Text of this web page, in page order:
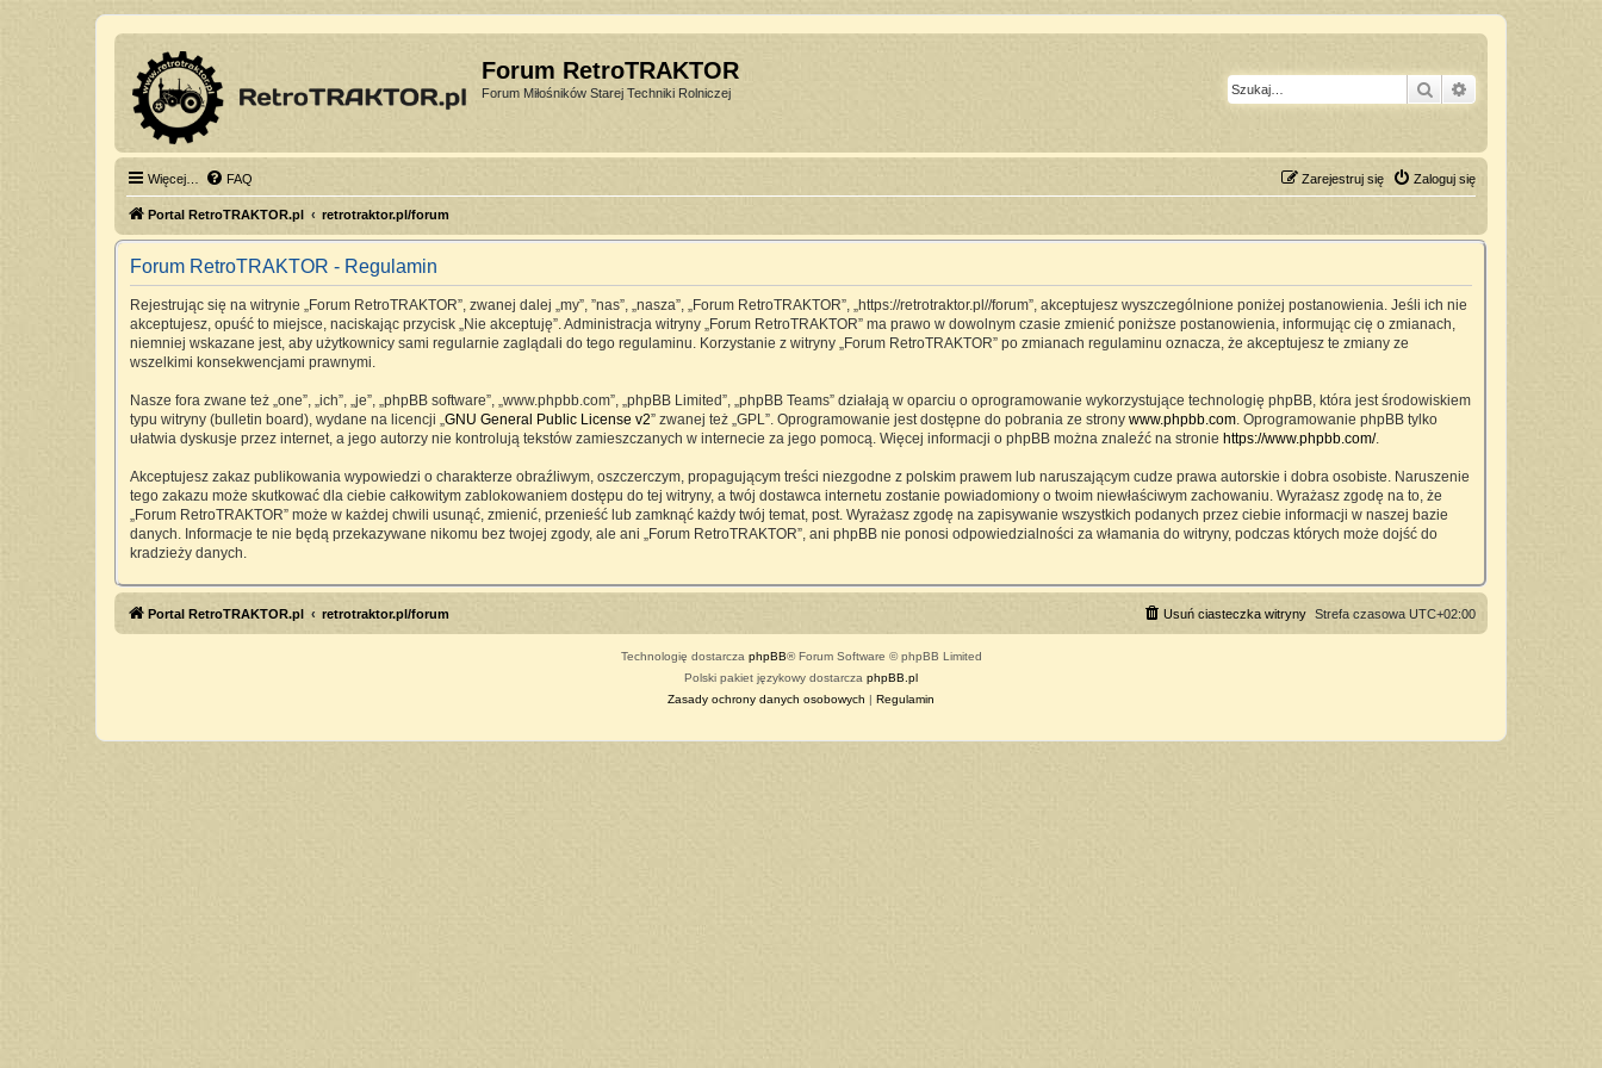
Forum RetroTRAKTOR
Forum Miłośników Starej Techniki Rolniczej Szukaj
Więcej… FAQ Zaloguj się
Zarejestruj się
Portal RetroTRAKTOR.pl retrotraktor.pl/forum
Forum RetroTRAKTOR - Regulamin
Rejestrując się na witrynie „Forum RetroTRAKTOR”, zwanej dalej „my”, ”nas”, „nasza”, „Forum RetroTRAKTOR”, „https://retrotraktor.pl//forum”, akceptujesz wyszczególnione poniżej postanowienia. Jeśli ich nie
akceptujesz, opuść to miejsce, naciskając przycisk „Nie akceptuję”. Administracja witryny „Forum RetroTRAKTOR” ma prawo w dowolnym czasie zmienić poniższe postanowienia, informując cię o zmianach,
niemniej wskazane jest, aby użytkownicy sami regularnie zaglądali do tego regulaminu. Korzystanie z witryny „Forum RetroTRAKTOR” po zmianach regulaminu oznacza, że akceptujesz te zmiany ze
wszelkimi konsekwencjami prawnymi.
Nasze fora zwane też „one”, „ich”, „je”, „phpBB software”, „www.phpbb.com”, „phpBB Limited”, „phpBB Teams” działają w oparciu o oprogramowanie wykorzystujące technologię phpBB, która jest środowiskiem
typu witryny (bulletin board), wydane na licencji „GNU General Public License v2” zwanej też „GPL”. Oprogramowanie jest dostępne do pobrania ze strony www.phpbb.com. Oprogramowanie phpBB tylko
ułatwia dyskusje przez internet, a jego autorzy nie kontrolują tekstów zamieszczanych w internecie za jego pomocą. Więcej informacji o phpBB można znaleźć na stronie https://www.phpbb.com/.
Akceptujesz zakaz publikowania wypowiedzi o charakterze obraźliwym, oszczerczym, propagującym treści niezgodne z polskim prawem lub naruszającym cudze prawa autorskie i dobra osobiste. Naruszenie
tego zakazu może skutkować dla ciebie całkowitym zablokowaniem dostępu do tej witryny, a twój dostawca internetu zostanie powiadomiony o twoim niewłaściwym zachowaniu. Wyrażasz zgodę na to, że
„Forum RetroTRAKTOR” może w każdej chwili usunąć, zmienić, przenieść lub zamknąć każdy twój temat, post. Wyrażasz zgodę na zapisywanie wszystkich podanych przez ciebie informacji w naszej bazie
danych. Informacje te nie będą przekazywane nikomu bez twojej zgody, ale ani „Forum RetroTRAKTOR”, ani phpBB nie ponosi odpowiedzialności za włamania do witryny, podczas których może dojść do
kradzieży danych.
Portal RetroTRAKTOR.pl retrotraktor.pl/forum Strefa czasowa UTC+02:00
Usuń ciasteczka witryny
Technologię dostarcza phpBB® Forum Software © phpBB Limited
Polski pakiet językowy dostarcza phpBB.pl
Zasady ochrony danych osobowych | Regulamin